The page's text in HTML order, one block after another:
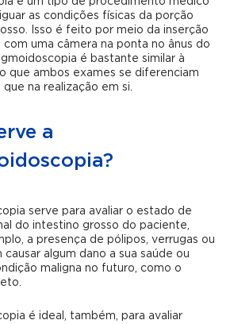
as condições físicas da porção
Isso é feito por meio da inserção
uma câmera na ponta no ânus do
é bastante similar à
que ambos exames se diferenciam
na realização em si.
a
serve para avaliar o estado de
do intestino grosso do paciente,
a presença de pólipos, verrugas ou
algum dano a sua saúde ou
maligna no futuro, como o
é ideal, também, para avaliar